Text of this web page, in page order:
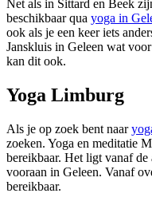
Net als in Sittard en Beek
beschikbaar qua yoga in
ook als je een keer iets
Janskluis in Geleen wat
kan dit ook.
Yoga Limburg
Als je op zoek bent naar
zoeken. Yoga en meditatie
bereikbaar. Het ligt vanaf
vooraan in Geleen. Vanaf
bereikbaar.